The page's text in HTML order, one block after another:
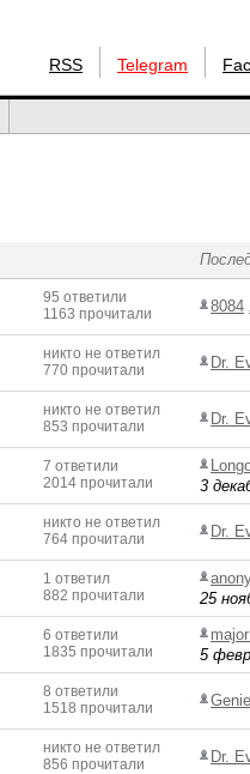
RSS Telegram
95 ответили
1163 прочитали
8084 ,
никто не ответил
770 прочитали
Dr.
никто не ответил
853 прочитали
Dr.
7 ответили
2014 прочитали
3
никто не ответил
764 прочитали
Dr.
1 ответил
882 прочитали
25
6 ответили
1835 прочитали
5
8 ответили
1518 прочитали
Genie
никто не ответил
856 прочитали
Dr.